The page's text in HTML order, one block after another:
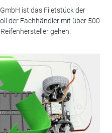
ist das Filetstück der
der Fachhändler mit über 500
gehen.